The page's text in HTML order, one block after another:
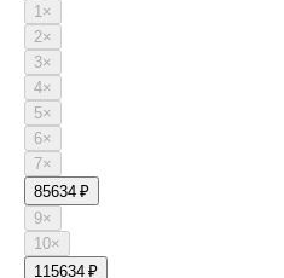
1×
2×
3×
4×
5×
6×
7×
85634 ₽
9×
10×
115634 ₽